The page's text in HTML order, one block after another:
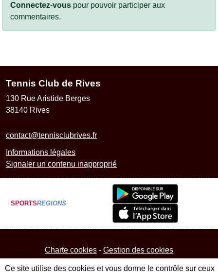
Connectez-vous pour pouvoir participer aux
commentaires.
Tennis Club de Rives
130 Rue Aristide Berges
38140 Rives
contact@tennisclubrives.fr
Informations légales
Signaler un contenu inapproprié
SPORTSREGIONS
Charte cookies Gestion des cookies
Ce site utilise des cookies et vous donne le contrôle sur ceux